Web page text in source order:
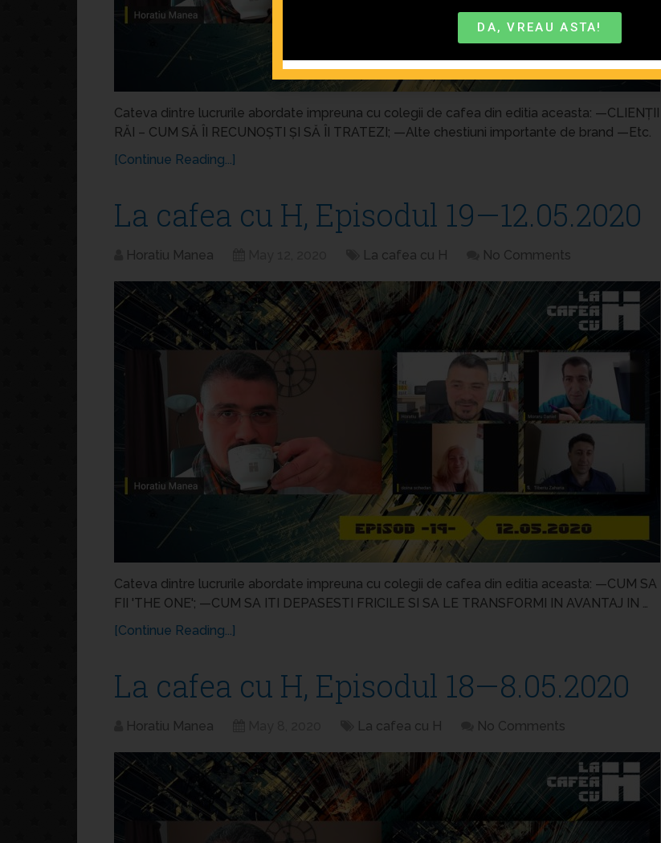
Cateva dintre lucrurile abordate impreuna cu colegii de cafea din editia aceasta: —CLIENȚII
RĂI – CUM SĂ ÎI RECUNOȘTI ȘI SĂ ÎI TRATEZI; —Alte chestiuni importante de brand —Etc.
[Continue Reading...]
La cafea cu H, Episodul 19—12.05.2020
Horatiu Manea La cafea cu H No Comments
Cateva dintre lucrurile abordate impreuna cu colegii de cafea din editia aceasta: —CUM SA
FII 'THE ONE'; —CUM SA ITI DEPASESTI FRICILE SI SA LE TRANSFORMI IN AVANTAJ IN …
[Continue Reading...]
La cafea cu H, Episodul 18—8.05.2020
Horatiu Manea La cafea cu H No Comments
DA, VREAU ASTA!